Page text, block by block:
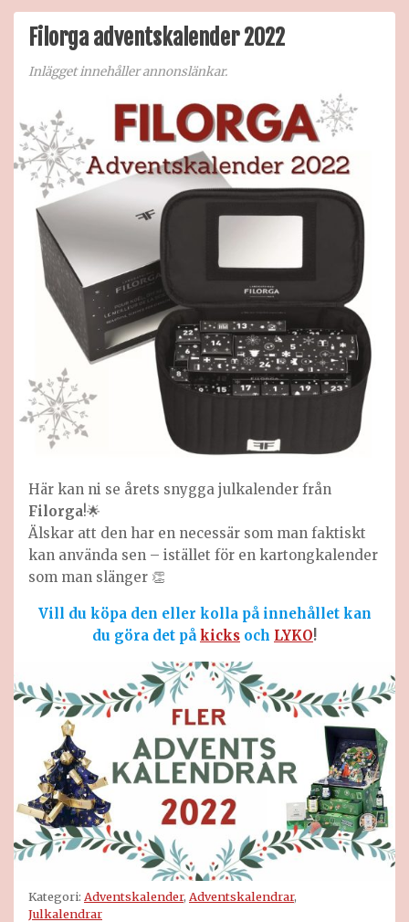
Filorga adventskalender 2022
Inlägget innehåller annonslänkar.
Här kan ni se årets snygga julkalender från
Filorga!🌟
Älskar att den har en necessär som man faktiskt
kan använda sen – istället för en kartongkalender
som man slänger 👏
Vill du köpa den eller kolla på innehållet kan
du göra det på kicks och LYKO!
Kategori: Adventskalender, Adventskalendrar,
Julkalendrar